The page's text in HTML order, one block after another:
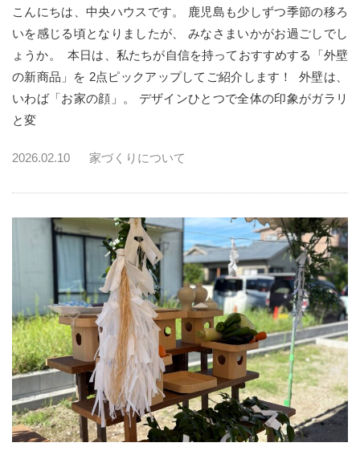
こんにちは、中央ハウスです。 鹿児島も少しずつ季節の移ろ
いを感じる頃となりましたが、 みなさまいかがお過ごしでし
ょうか。 本日は、私たちが自信を持っておすすめする「外壁
の新商品」を 2点ピックアップしてご紹介します！ 外壁は、
いわば「お家の顔」。 デザインひとつで全体の印象がガラリ
と変
2026.02.10 家づくりについて